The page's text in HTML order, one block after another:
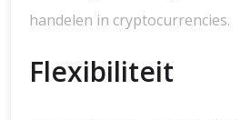
handelen in cryptocurrencies.
Flexibiliteit